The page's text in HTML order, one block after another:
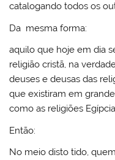
catalogando todos os
Da mesma forma:
aquilo que hoje em dia
religião cristã, na
deuses e deusas das
que existiram em
como as religiões
Então:
No meio disto tido,